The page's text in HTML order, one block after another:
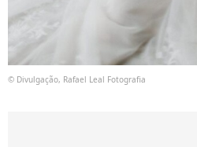
© Divulgação, Rafael Leal Fotografia